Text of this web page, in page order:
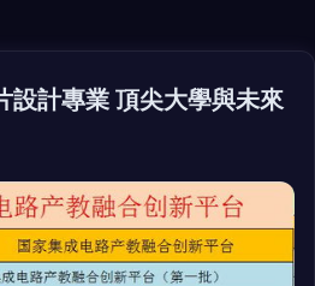
設計專業 頂尖大學與未來